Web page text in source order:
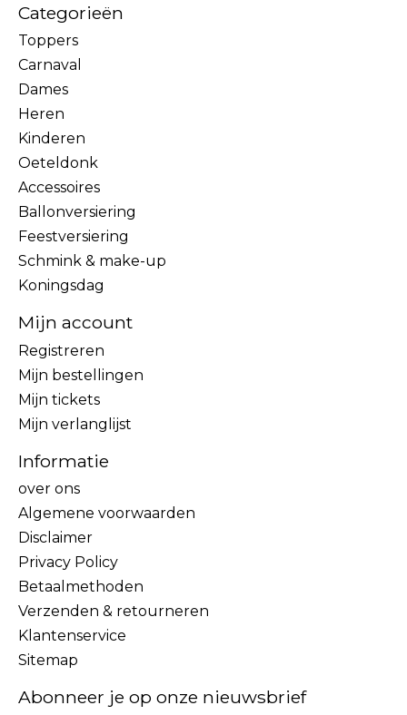
Categorieën
Toppers
Carnaval
Dames
Heren
Kinderen
Oeteldonk
Accessoires
Ballonversiering
Feestversiering
Schmink & make-up
Koningsdag
Mijn account
Registreren
Mijn bestellingen
Mijn tickets
Mijn verlanglijst
Informatie
over ons
Algemene voorwaarden
Disclaimer
Privacy Policy
Betaalmethoden
Verzenden & retourneren
Klantenservice
Sitemap
Abonneer je op onze nieuwsbrief